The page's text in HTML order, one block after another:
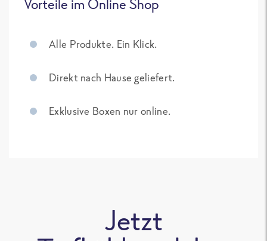
Alle Produkte. Ein Klick.
Direkt nach Hause geliefert.
Exklusive Boxen nur online.
Jetzt